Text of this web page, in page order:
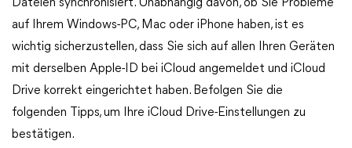
Dateien synchronisiert. Unabhängig davon, ob Sie Probleme
auf Ihrem Windows-PC, Mac oder iPhone haben, ist es
wichtig sicherzustellen, dass Sie sich auf allen Ihren Geräten
mit derselben Apple-ID bei iCloud angemeldet und iCloud
Drive korrekt eingerichtet haben. Befolgen Sie die
folgenden Tipps, um Ihre iCloud Drive-Einstellungen zu
bestätigen.